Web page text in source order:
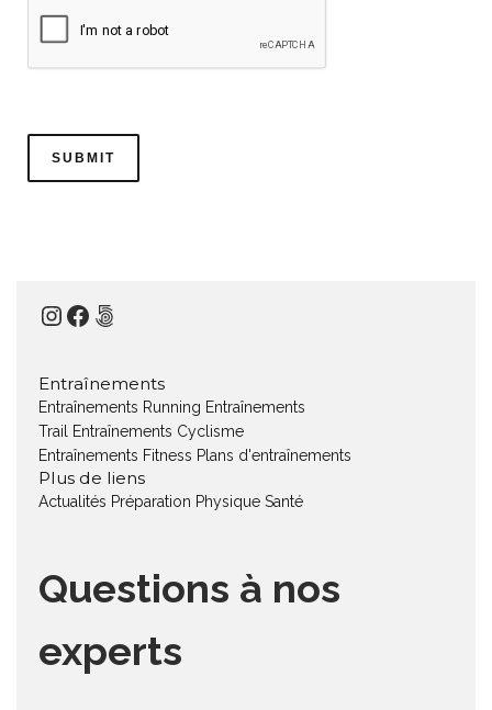
Instagram
Facebook
500px
Entraînements
Entraînements Running Entraînements
Trail
Entraînements Cyclisme
Entraînements Fitness Plans d'entraînements
Plus de liens
Actualités Préparation Physique Santé
Questions à nos
experts